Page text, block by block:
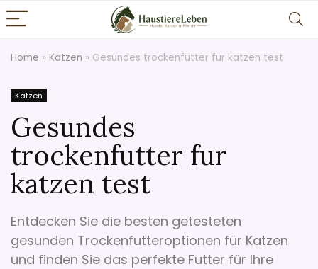
Home » Katzen » Gesundes trockenfutter fur katzen test
Katzen
Gesundes
trockenfutter fur
katzen test
Entdecken Sie die besten getesteten
gesunden Trockenfutteroptionen für Katzen
und finden Sie das perfekte Futter für Ihre